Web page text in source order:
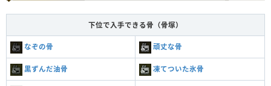
下位で入手できる骨（骨塚）
なぞの骨 頑丈な骨
黒ずんだ油骨 凍てついた氷骨